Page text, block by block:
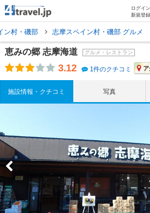
ログイン
新規登録
ン村・磯部 志摩スペイン村・磯部 グルメ
恵みの郷 志摩海道 グルメ・レストラン
3.12 1件のクチコミ ア
施設情報・クチコミ 写真